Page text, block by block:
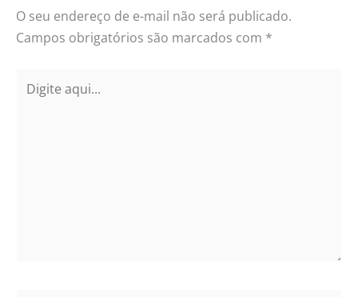
O seu endereço de e-mail não será publicado.
Campos obrigatórios são marcados com *
aqui...